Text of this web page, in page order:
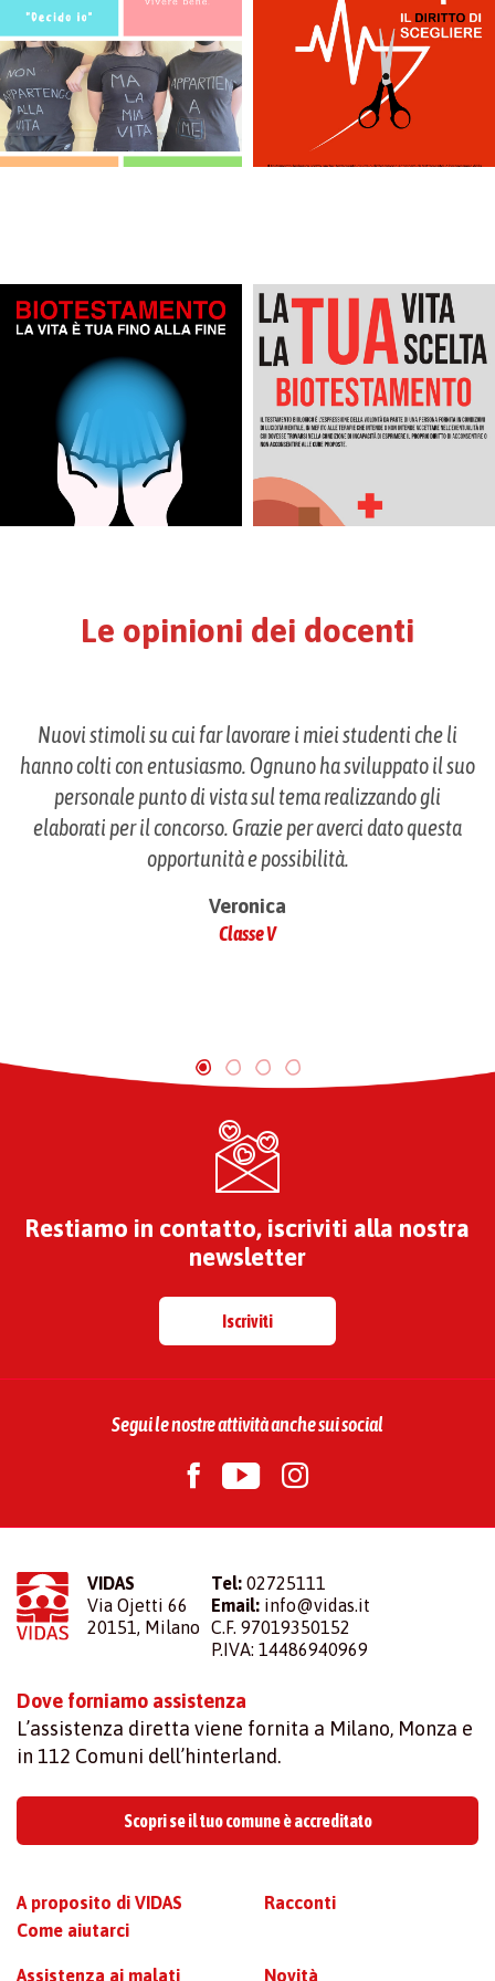
Le opinioni dei docenti
Nuovi stimoli su cui far lavorare i miei studenti che li
hanno colti con entusiasmo. Ognuno ha sviluppato il suo
personale punto di vista sul tema realizzando gli
elaborati per il concorso. Grazie per averci dato questa
opportunità e possibilità.
Veronica
Classe V
Restiamo in contatto, iscriviti alla nostra
newsletter
Iscriviti
Segui le nostre attività anche sui social
VIDAS
Via Ojetti 66
20151, Milano
Tel: 02725111
Email: info@vidas.it
C.F. 97019350152
P.IVA: 14486940969
Dove forniamo assistenza
L’assistenza diretta viene fornita a Milano, Monza e
in 112 Comuni dell’hinterland.
Scopri se il tuo comune è accreditato
A proposito di VIDAS
Come aiutarci
Assistenza ai malati
Racconti
Novità